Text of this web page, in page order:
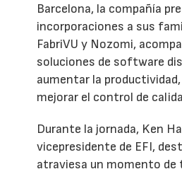
Barcelona, la compañía
incorporaciones a sus
FabriVU y Nozomi,
soluciones de software
aumentar la
mejorar el control de
Durante la jornada, Ken
vicepresidente de EFI,
atraviesa un momento